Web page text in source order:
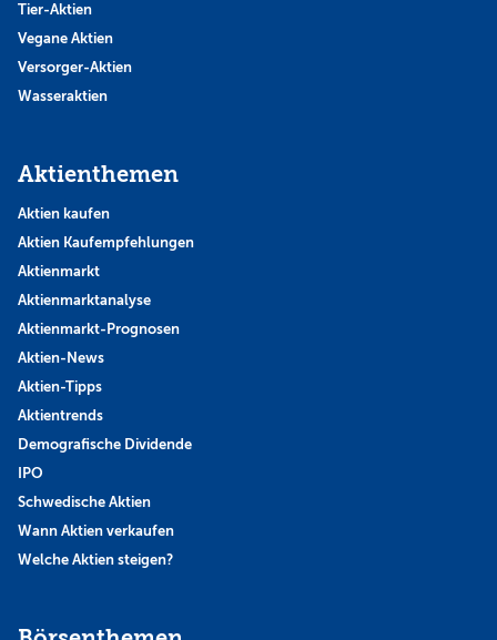
Tier-Aktien
Vegane Aktien
Versorger-Aktien
Wasseraktien
Aktienthemen
Aktien kaufen
Aktien Kaufempfehlungen
Aktienmarkt
Aktienmarktanalyse
Aktienmarkt-Prognosen
Aktien-News
Aktien-Tipps
Aktientrends
Demografische Dividende
IPO
Schwedische Aktien
Wann Aktien verkaufen
Welche Aktien steigen?